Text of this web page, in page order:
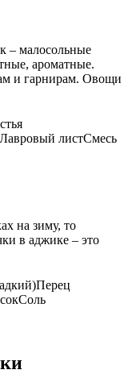
– малосольные
ароматные.
и гарнирам. Овощи
Лавровый листСмесь
на зиму, то
в аджике – это
Перец
Соль